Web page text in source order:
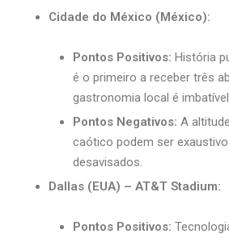
Cidade do México (México):
Pontos Positivos: História
é o primeiro a receber três
gastronomia local é
Pontos Negativos: A
caótico podem ser
desavisados.
Dallas (EUA) – AT&T Stadium:
Pontos Positivos: